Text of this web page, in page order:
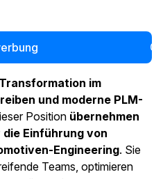
0
im
und moderne PLM-
Position übernehmen
Einführung von
Engineering. Sie
Teams, optimieren